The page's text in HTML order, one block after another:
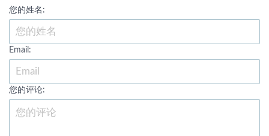
您的姓名:
Email:
您的评论: